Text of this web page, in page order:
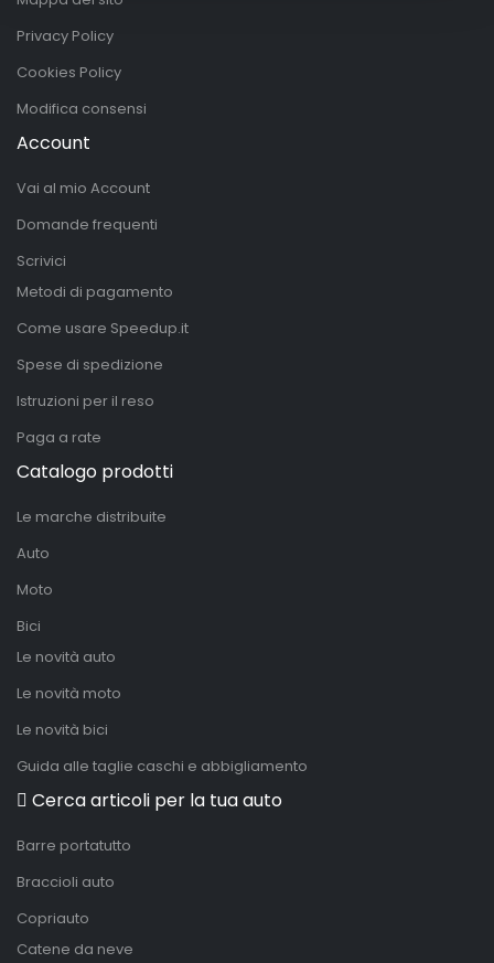
Privacy Policy
Cookies Policy
Modifica consensi
Account
Vai al mio Account
Domande frequenti
Scrivici
Metodi di pagamento
Come usare Speedup.it
Spese di spedizione
Istruzioni per il reso
Paga a rate
Catalogo prodotti
Le marche distribuite
Auto
Moto
Bici
Le novità auto
Le novità moto
Le novità bici
Guida alle taglie caschi e abbigliamento
Cerca articoli per la tua auto
Barre portatutto
Braccioli auto
Copriauto
Catene da neve